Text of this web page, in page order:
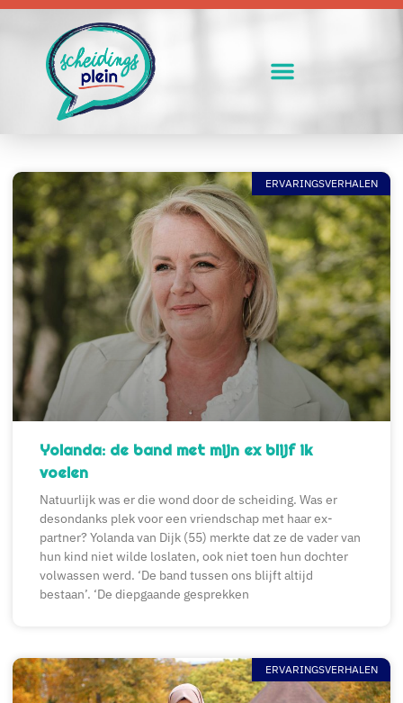
ERVARINGSVERHALEN
Yolanda: de band met mijn ex blijf ik
voelen
Natuurlijk was er die wond door de scheiding. Was er
desondanks plek voor een vriendschap met haar ex-
partner? Yolanda van Dijk (55) merkte dat ze de vader van
hun kind niet wilde loslaten, ook niet toen hun dochter
volwassen werd. ‘De band tussen ons blijft altijd
bestaan’. ‘De diepgaande gesprekken
ERVARINGSVERHALEN